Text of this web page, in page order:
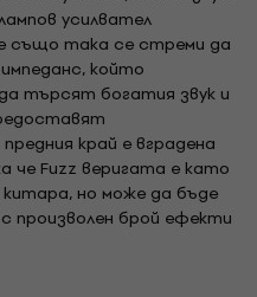
усилвател
също така се стреми да
който
търсят богатия звук и
край е вградена
че Fuzz веригата е като
но може да бъде
произволен брой ефекти